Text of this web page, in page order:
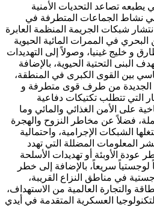
تصاعد التحديات الأمنية
نشاط الجماعات المتطرفة في
شبكات الجريمة المنظمة العابرة
البحري في الممرات المائية الحيوية
و خليج غينيا، وصولاً إلى التهديدات
البنى التحتية الحيوية، بالإضافة
بين القوى الكبرى في المنطقة،
الجديدة من طرف قوى متطرفة و
التي تتطلب تكتيكات دفاعية
على الأمن الغذائي والمائي وما
فضلاً عن مخاطر النزوح والهجرة
الشبكات الإجرامية، واحتمالية
المعلومات المضللة التي تهدد
عودة الأوبئة أو تهديدات الأسلحة
لوجستياً سريعاً، بالإضافة إلى خطر
في مناطق النزاع القريبة،
والتجارة العالمية من الاستهداف،
العسكرية المتقدمة في أيدي